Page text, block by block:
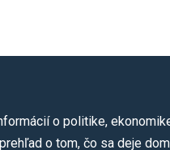
o politike,
o tom, čo sa deje